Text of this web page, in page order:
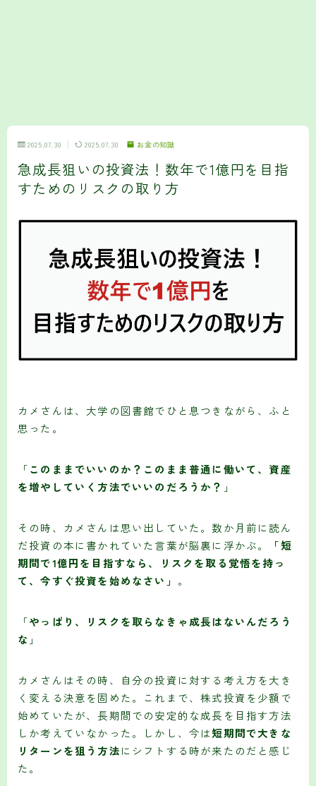
2025.07.30 2025.07.30 お金の知識
急成長狙いの投資法！数年で1億円を目指
すためのリスクの取り方
カメさんは、大学の図書館でひと息つきながら、ふと
思った。
「このままでいいのか？このまま普通に働いて、資産
を増やしていく方法でいいのだろうか？ 」
その時、カメさんは思い出していた。数か月前に読ん
だ投資の本に書かれていた言葉が脳裏に浮かぶ。
「短
期間で1億円を目指すなら、リスクを取る覚悟を持っ
て、今すぐ投資を始めなさい」 。
「やっぱり、リスクを取らなきゃ成長はないんだろう
な 」
カメさんはその時、自分の投資に対する考え方を大き
く変える決意を固めた。これまで、株式投資を少額で
始めていたが、長期間での安定的な成長を目指す方法
しか考えていなかった。しかし、今は短期間で大きな
リターンを狙う方法にシフトする時が来たのだと感じ
た。